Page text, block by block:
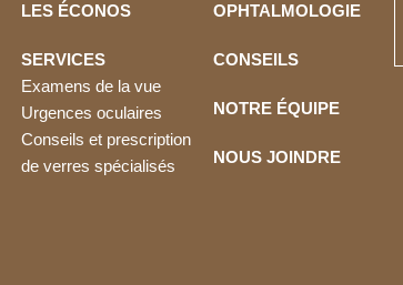
LES ÉCONOS
SERVICES
Examens de la vue
Urgences oculaires
Conseils et prescription
de verres spécialisés
OPHTALMOLOGIE
CONSEILS
NOTRE ÉQUIPE
NOUS JOINDRE